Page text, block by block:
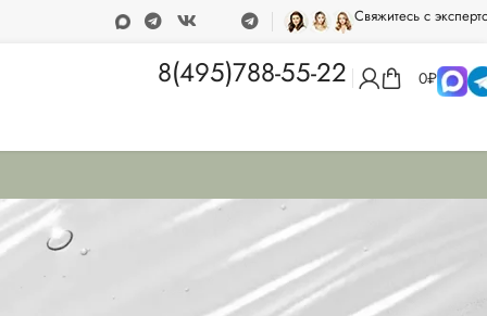
при покупке от 15 000 рублей Программа лояльности
Свяжитесь с
8(495)788-55-22 0₽
Категории товаров